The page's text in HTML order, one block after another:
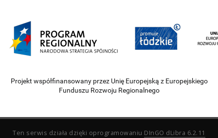
Projekt współfinansowany przez Unię Europejską z Europejskiego
Funduszu Rozwoju Regionalnego
Ten serwis działa dzięki oprogramowaniu DInGO dLibra 6.2.11